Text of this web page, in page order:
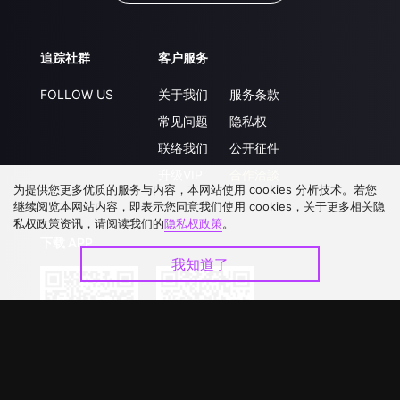
追踪社群
FOLLOW US
客户服务
关于我们
常见问题
联络我们
服务条款
隐私权
公开征件
为提供您更多优质的服务与内容，本网站使用 cookies 分析技术。若您
继续阅览本网站内容，即表示您同意我们使用 cookies，关于更多相关隐
私权政策资讯，请阅读我们的隐私权政策。
我知道了